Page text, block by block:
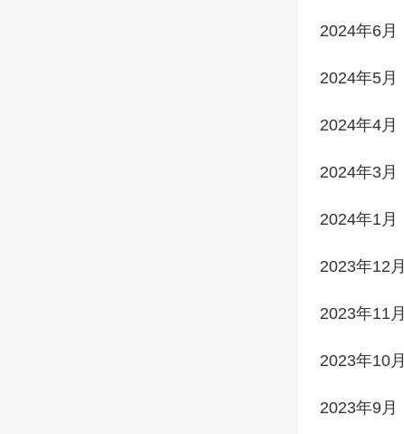
2024年6月
2024年5月
2024年4月
2024年3月
2024年1月
2023年12月
2023年11月
2023年10月
2023年9月